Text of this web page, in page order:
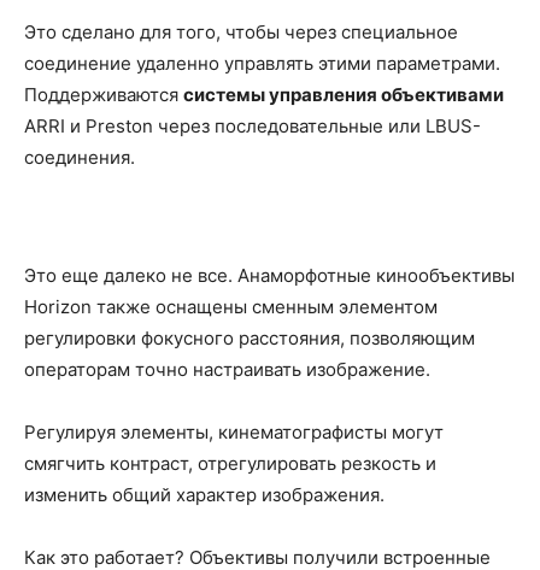
Это сделано для того, чтобы через специальное
соединение удаленно управлять этими параметрами.
Поддерживаются системы управления объективами
ARRI и Preston через последовательные или LBUS-
соединения.
Это еще далеко не все. Анаморфотные кинообъективы
Horizon также оснащены сменным элементом
регулировки фокусного расстояния, позволяющим
операторам точно настраивать изображение.
Регулируя элементы, кинематографисты могут
смягчить контраст, отрегулировать резкость и
изменить общий характер изображения.
Как это работает? Объективы получили встроенные